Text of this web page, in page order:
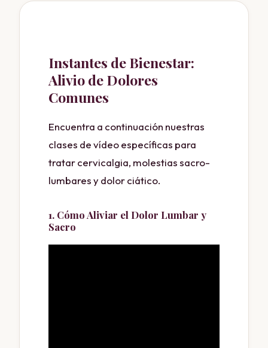
Instantes de Bienestar:
Alivio de Dolores
Comunes
Encuentra a continuación nuestras
clases de vídeo específicas para
tratar cervicalgia, molestias sacro-
lumbares y dolor ciático.
1. Cómo Aliviar el Dolor Lumbar y
Sacro